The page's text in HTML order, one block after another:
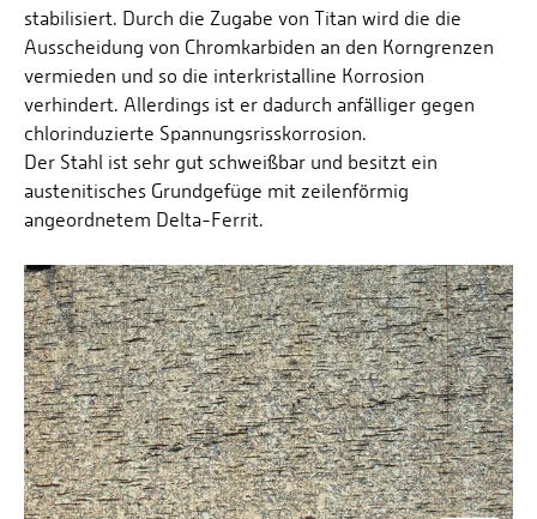
stabilisiert. Durch die Zugabe von Titan wird die die
Ausscheidung von Chromkarbiden an den Korngrenzen
vermieden und so die interkristalline Korrosion
verhindert. Allerdings ist er dadurch anfälliger gegen
chlorinduzierte Spannungsrisskorrosion.
Der Stahl ist sehr gut schweißbar und besitzt ein
austenitisches Grundgefüge mit zeilenförmig
angeordnetem Delta-Ferrit.